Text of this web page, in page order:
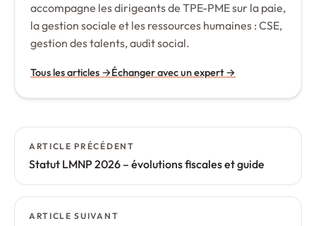
accompagne les dirigeants de TPE-PME sur la paie,
la gestion sociale et les ressources humaines : CSE,
gestion des talents, audit social.
Tous les articles →Échanger avec un expert→
Navigation
de
l’article
ARTICLE PRÉCÉDENT
Statut LMNP 2026 – évolutions fiscales et guide
ARTICLE SUIVANT